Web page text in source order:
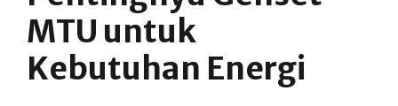
MTU untuk
Kebutuhan Energi